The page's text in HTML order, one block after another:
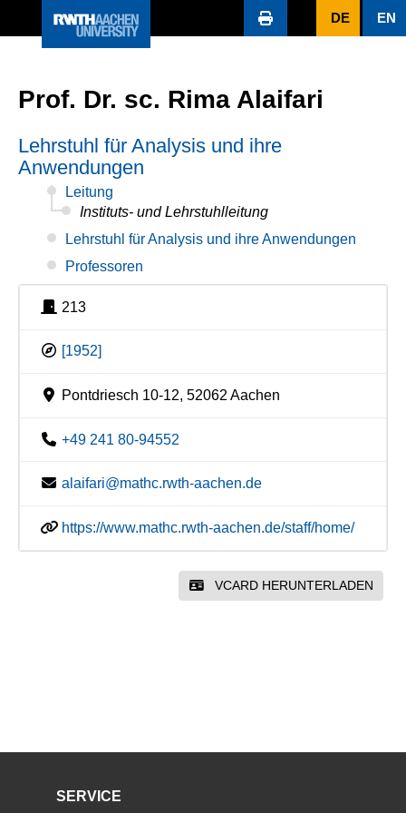
DE EN
Prof. Dr. sc. Rima Alaifari
Lehrstuhl für Analysis und ihre
Anwendungen
Leitung
Instituts- und Lehrstuhlleitung
Lehrstuhl für Analysis und ihre Anwendungen
Professoren
213
[1952]
Pontdriesch 10-12, 52062 Aachen
+49 241 80-94552
alaifari@mathc.rwth-aachen.de
https://www.mathc.rwth-aachen.de/staff/home/
VCARD HERUNTERLADEN
SERVICE